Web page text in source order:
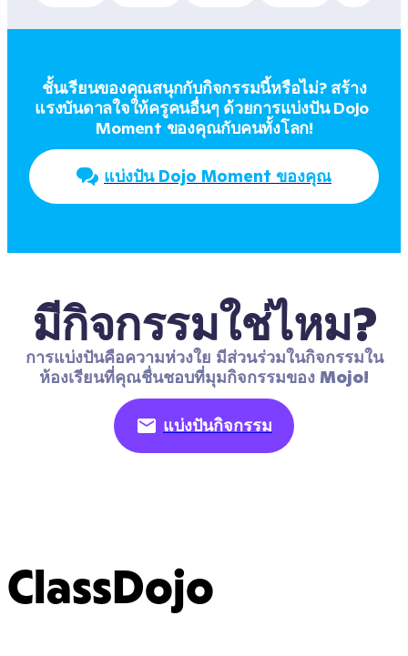
ชั้นเรียนของคุณสนุกกับกิจกรรมนี้หรือไม่? สร้าง
แรงบันดาลใจให้ครูคนอื่นๆ ด้วยการแบ่งปัน Dojo
Moment ของคุณกับคนทั้งโลก!
แบ่งปัน Dojo Moment ของคุณ
มีกิจกรรมใช่ไหม?
การแบ่งปันคือความห่วงใย มีส่วนร่วมในกิจกรรมใน
ห้องเรียนที่คุณชื่นชอบที่มุมกิจกรรมของ Mojo!
แบ่งปันกิจกรรม
ClassDojo